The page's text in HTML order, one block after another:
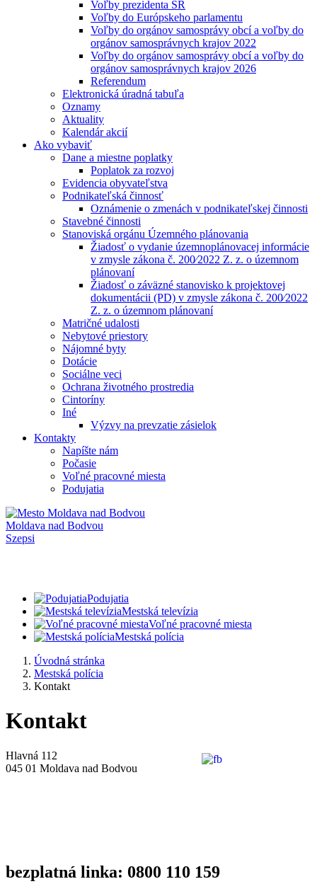
Voľby prezidenta SR
Voľby do Európskeho parlamentu
Voľby do orgánov samosprávy obcí a voľby do
orgánov samosprávnych krajov 2022
Voľby do orgánov samosprávy obcí a voľby do
orgánov samosprávnych krajov 2026
Referendum
Elektronická úradná tabuľa
Oznamy
Aktuality
Kalendár akcií
Ako vybaviť
Dane a miestne poplatky
Poplatok za rozvoj
Evidencia obyvateľstva
Podnikateľská činnosť
Oznámenie o zmenách v podnikateľskej činnosti
Stavebné činnosti
Stanoviská orgánu Územného plánovania
Žiadosť o vydanie územnoplánovacej informácie
v zmysle zákona č. 200⁄2022 Z. z. o územnom
plánovaní
Žiadosť o záväzné stanovisko k projektovej
dokumentácii (PD) v zmysle zákona č. 200⁄2022
Z. z. o územnom plánovaní
Matričné udalosti
Nebytové priestory
Nájomné byty
Dotácie
Sociálne veci
Ochrana životného prostredia
Cintoríny
Iné
Výzvy na prevzatie zásielok
Kontakty
Napíšte nám
Počasie
Voľné pracovné miesta
Podujatia
Moldava nad Bodvou
Szepsi
Podujatia
Mestská televízia
Voľné pracovné miesta
Mestská polícia
Úvodná stránka
Mestská polícia
Kontakt
Kontakt
Hlavná 112
045 01 Moldava nad Bodvou
bezplatná linka: 0800 110 159